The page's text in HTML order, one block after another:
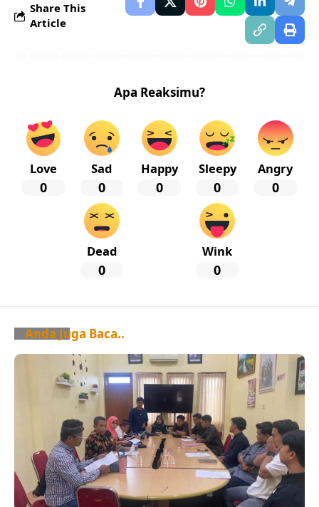
Share This
Article
Apa Reaksimu?
Love
0
Sad
0
Happy
0
Sleepy
0
Angry
0
Dead
0
Wink
0
Anda Juga Baca..